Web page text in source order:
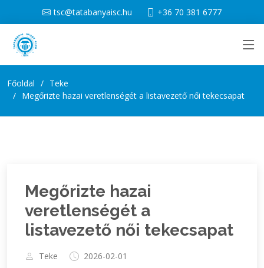
tsc@tatabanyaisc.hu +36 70 381 6777
Főoldal
Teke
Megőrizte hazai veretlenségét a listavezető női tekecsapat
Megőrizte hazai
veretlenségét a
listavezető női tekecsapat
Teke 2026-02-01